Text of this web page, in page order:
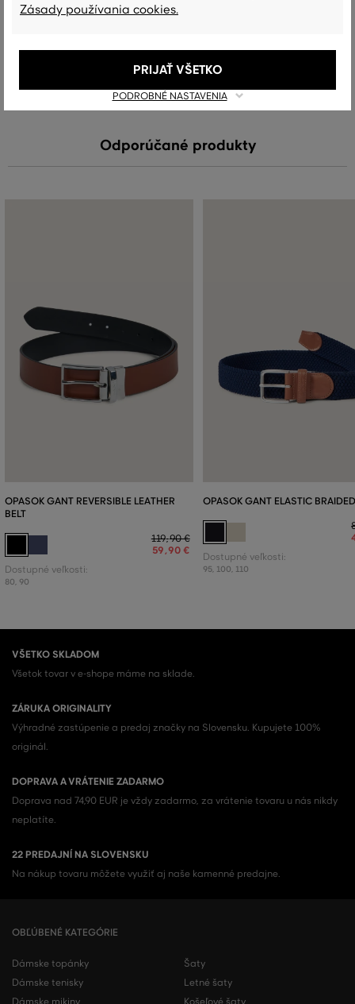
Starostlivosť
SUŠENIE ŽEHLENIE
Odporúčané produkty
OPASOK GANT REVERSIBLE LEATHER
BELT
119,90 €
59,90 €
Dostupné veľkosti:
80, 90
OPASOK GANT ELASTIC
Dostupné veľkosti:
95, 100, 110
VŠETKO SKLADOM
Všetok tovar v e-shope máme na sklade.
ZÁRUKA ORIGINALITY
Výhradné zastúpenie a predaj značky na Slovensku. Kupujete 100%
originál.
DOPRAVA A VRÁTENIE ZADARMO
Doprava nad 74,90 EUR je vždy zadarmo, za vrátenie tovaru u nás nikdy
neplatíte.
22 PREDAJNÍ NA SLOVENSKU
Na nákup tovaru môžete využiť aj naše kamenné predajne.
OBĽÚBENÉ KATEGÓRIE
Dámske topánky
Dámske tenisky
Šaty
Letné šaty
Zásady používania cookies.
PODROBNÉ NASTAVENIA
PRIJAŤ VŠETKO